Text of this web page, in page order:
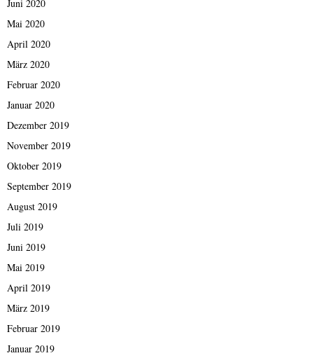
Juni 2020
Mai 2020
April 2020
März 2020
Februar 2020
Januar 2020
Dezember 2019
November 2019
Oktober 2019
September 2019
August 2019
Juli 2019
Juni 2019
Mai 2019
April 2019
März 2019
Februar 2019
Januar 2019